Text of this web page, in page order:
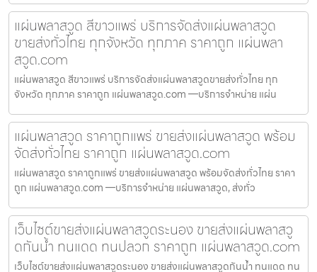
แผ่นพลาสวูด สีขาวแพร่ บริการจัดส่งแผ่นพลาสวูด
ขายส่งทั่วไทย ทุกจังหวัด ทุกภาค ราคาถูก แผ่นพลา
สวูด.com
แผ่นพลาสวูด สีขาวแพร่ บริการจัดส่งแผ่นพลาสวูดขายส่งทั่วไทย ทุก
จังหวัด ทุกภาค ราคาถูก แผ่นพลาสวูด.com —บริการจำหน่าย แผ่น
แผ่นพลาสวูด ราคาถูกแพร่ ขายส่งแผ่นพลาสวูด พร้อม
จัดส่งทั่วไทย ราคาถูก แผ่นพลาสวูด.com
แผ่นพลาสวูด ราคาถูกแพร่ ขายส่งแผ่นพลาสวูด พร้อมจัดส่งทั่วไทย ราคา
ถูก แผ่นพลาสวูด.com —บริการจำหน่าย แผ่นพลาสวูด, ส่งทั่ว
เว็บไซต์ขายส่งแผ่นพลาสวูดระนอง ขายส่งแผ่นพลาสวู
ดกันน้ำ ทนแดด ทนปลวก ราคาถูก แผ่นพลาสวูด.com
เว็บไซต์ขายส่งแผ่นพลาสวูดระนอง ขายส่งแผ่นพลาสวูดกันน้ำ ทนแดด ทน